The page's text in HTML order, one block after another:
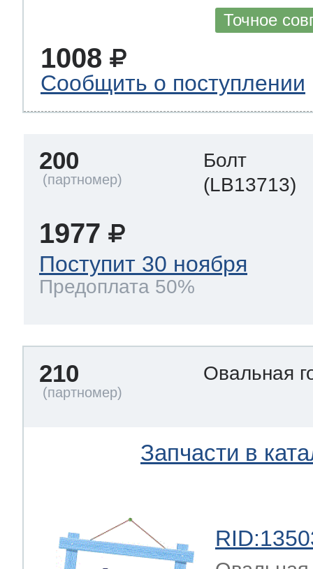
Точное
1008
Сообщить о поступлении
200
Болт
(LB13713)
1977
Поступит 30 ноября
Предоплата 50%
210 Овальная
Запчасти в